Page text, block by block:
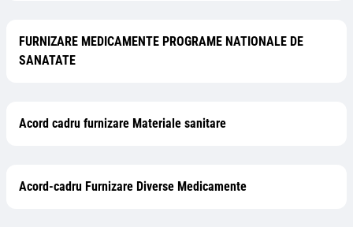
FURNIZARE MEDICAMENTE PROGRAME NATIONALE DE
SANATATE
Acord cadru furnizare Materiale sanitare
Acord-cadru Furnizare Diverse Medicamente